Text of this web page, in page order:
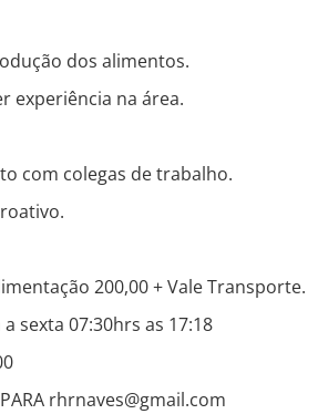
dos alimentos.
experiência na área.
com colegas de trabalho.
200,00 + Vale Transporte.
sexta 07:30hrs as 17:18
PARA rhrnaves@gmail.com